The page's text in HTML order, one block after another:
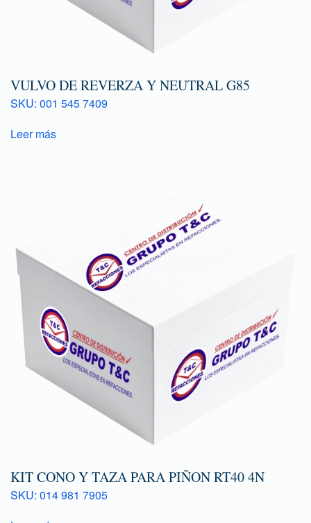
VULVO DE REVERZA Y NEUTRAL G85
SKU: 001 545 7409
Leer más
KIT CONO Y TAZA PARA PIÑON RT40 4N
SKU: 014 981 7905